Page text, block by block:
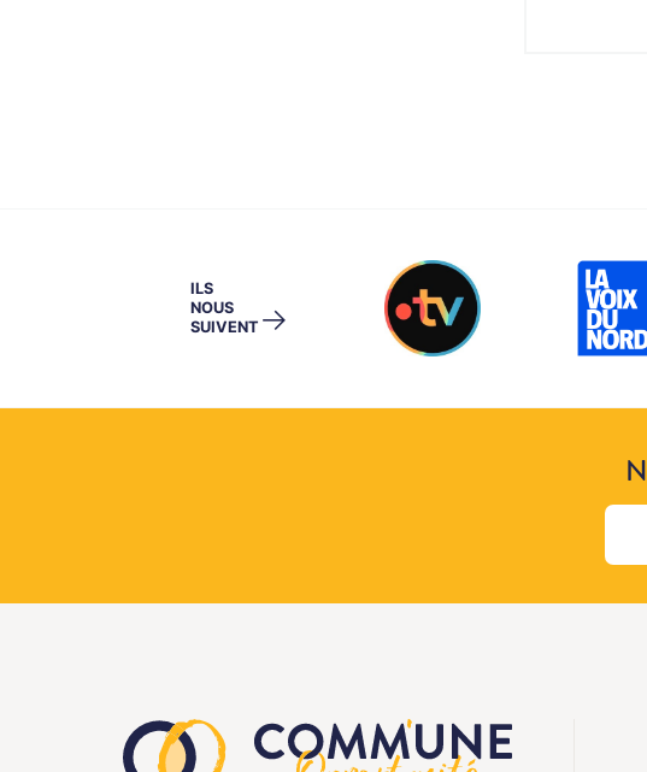
ILS
NOUS
SUIVENT →